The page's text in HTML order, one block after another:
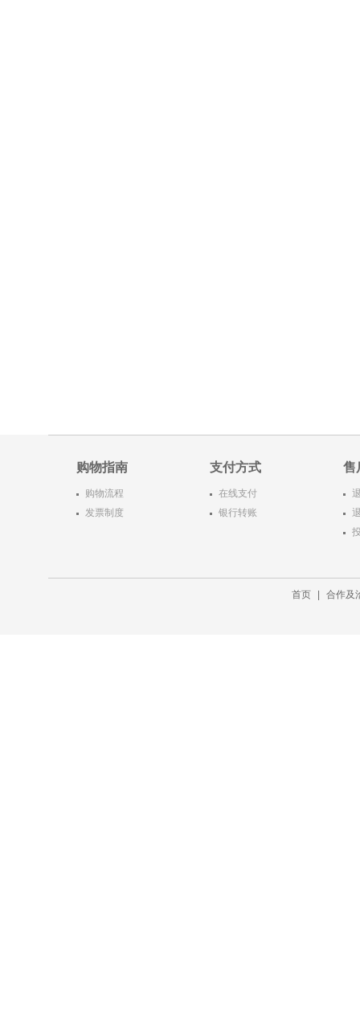
购物指南
购物流程
发票制度
支付方式
在线支付
银行转账
售
首页 合作及